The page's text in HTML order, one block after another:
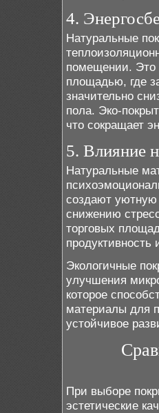
4.
Натуральные
помещении. Это
площадью, где
значительно
пола. Эко-
что сокращает
5. Влияние
Натуральные
создают уютную
снижению
торговых
продуктивность
Экологичные
улучшения
которое
материалы для
устойчивое
При выборе
эстетические